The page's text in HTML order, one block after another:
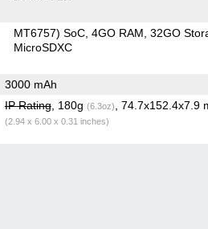
MT6757) SoC 4GO RAM 32GO
MicroSDXC
3000 mAh
IP Rating, 180g (6.3oz) , 74.7x152.4x7.9
(2.94 x 6.00 x 0.31 inches)